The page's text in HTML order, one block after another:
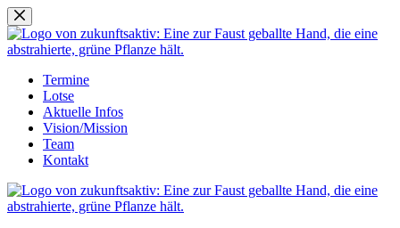
Zum
Inhalt
springen
Termine
Lotse
Aktuelle Infos
Vision/Mission
Team
Kontakt